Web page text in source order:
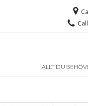
ALLT DU